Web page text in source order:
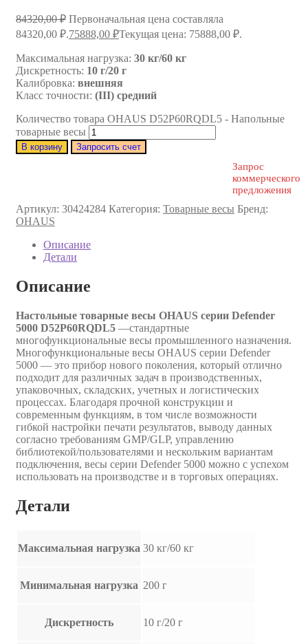
84320,00₽ Первоначальная цена составляла
84320,00 ₽.75888,00 ₽Текущая цена: 75888,00 ₽.
Максимальная нагрузка: 30 кг/60 кг
Дискретность: 10 г/20 г
Калибровка: внешняя
Класс точности: (III) средний
Количество товара OHAUS D52P60RQDL5 - Напольные
товарные весы
В корзину Запросить счет
Запрос
коммерческого
предложения
Артикул: 30424284 Категория: Товарные весы Бренд:
OHAUS
Описание
Детали
Описание
Настольные товарные весы OHAUS серии Defender
5000 D52P60RQDL5 —стандартные
многофункциональные весы промышленного назначения.
Многофункциональные весы OHAUS серии Defender
5000 — это прибор нового поколения, который отлично
подходит для различных задач в производственных,
упаковочных, складских, учетных и логистических
процессах. Благодаря прочной конструкции и
современным функциям, в том числе возможности
гибкой настройки печати результатов, выводу данных
согласно требованиям GMP/GLP, управлению
библиотекой/пользователями и нескольким вариантам
подключения, весы серии Defender 5000 можно с успехом
использовать на производстве и в торговых операциях.
Детали
Максимальная нагрузка 30 кг/60 кг
Минимальная нагрузка 200 г
Дискретность 10 г/20 г